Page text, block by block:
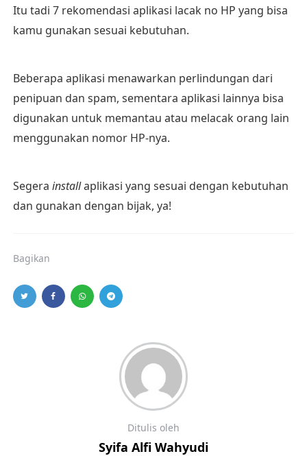
Itu tadi 7 rekomendasi aplikasi lacak no HP yang bisa
kamu gunakan sesuai kebutuhan.
Beberapa aplikasi menawarkan perlindungan dari
penipuan dan spam, sementara aplikasi lainnya bisa
digunakan untuk memantau atau melacak orang lain
menggunakan nomor HP-nya.
Segera installaplikasi yang sesuai dengan kebutuhan
dan gunakan dengan bijak, ya!
Bagikan
Ditulis oleh
Syifa Alfi Wahyudi